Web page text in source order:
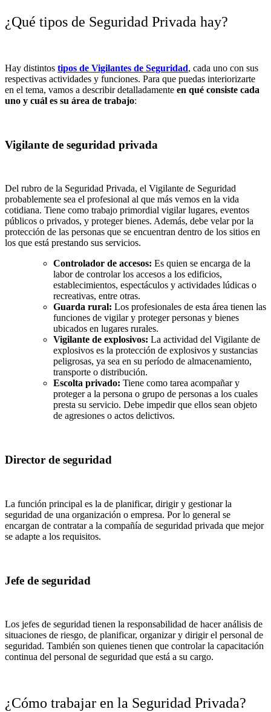
¿Qué tipos de Seguridad Privada hay?
Hay distintos tipos de Vigilantes de Seguridad, cada uno con sus
respectivas actividades y funciones. Para que puedas interiorizarte
en el tema, vamos a describir detalladamente en qué consiste cada
uno y cuál es su área de trabajo:
Vigilante de seguridad privada
Del rubro de la Seguridad Privada, el Vigilante de Seguridad
probablemente sea el profesional al que más vemos en la vida
cotidiana. Tiene como trabajo primordial vigilar lugares, eventos
públicos o privados, y proteger bienes. Además, debe velar por la
protección de las personas que se encuentran dentro de los sitios en
los que está prestando sus servicios.
Controlador de accesos: Es quien se encarga de la
labor de controlar los accesos a los edificios,
establecimientos, espectáculos y actividades lúdicas o
recreativas, entre otras.
Guarda rural: Los profesionales de esta área tienen las
funciones de vigilar y proteger personas y bienes
ubicados en lugares rurales.
Vigilante de explosivos: La actividad del Vigilante de
explosivos es la protección de explosivos y sustancias
peligrosas, ya sea en su período de almacenamiento,
transporte o distribución.
Escolta privado: Tiene como tarea acompañar y
proteger a la persona o grupo de personas a los cuales
presta su servicio. Debe impedir que ellos sean objeto
de agresiones o actos delictivos.
Director de seguridad
La función principal es la de planificar, dirigir y gestionar la
seguridad de una organización o empresa. Por lo general se
encargan de contratar a la compañía de seguridad privada que mejor
se adapte a los requisitos.
Jefe de seguridad
Los jefes de seguridad tienen la responsabilidad de hacer análisis de
situaciones de riesgo, de planificar, organizar y dirigir el personal de
seguridad. También son quienes tienen que controlar la capacitación
continua del personal de seguridad que está a su cargo.
¿Cómo trabajar en la Seguridad Privada?